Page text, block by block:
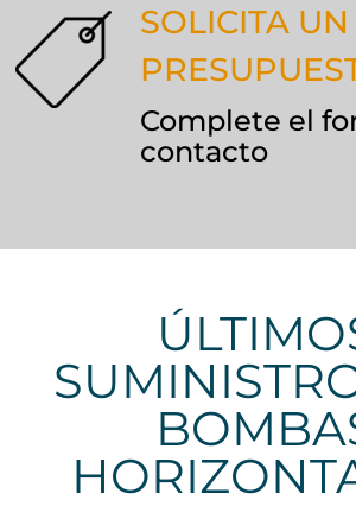
SOLICITA UN
Complete el
contacto